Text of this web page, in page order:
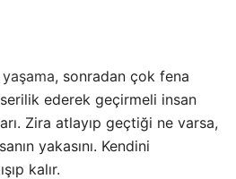
, sonradan çok fena
ederek geçirmeli insan
Zira atlayıp geçtiği ne varsa,
yakasını. Kendini
kalır.